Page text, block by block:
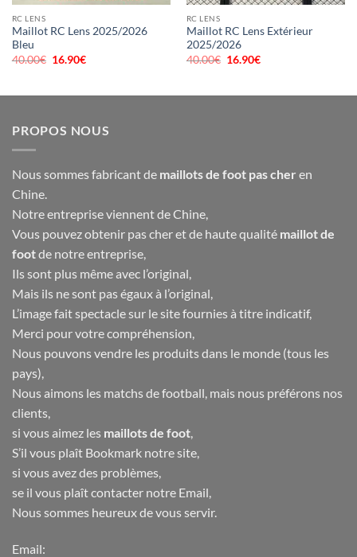
RC LENS
Maillot RC Lens 2025/2026
Bleu
40.00€ Le
16.90€Le
RC LENS
Maillot RC Lens Extérieur
2025/2026
40.00€ Le
16.90€Le
PROPOS NOUS
Nous sommes fabricant de maillots de foot pas cher en
Chine.
Notre entreprise viennent de Chine,
Vous pouvez obtenir pas cher et de haute qualité maillot de
footde notre entreprise,
Ils sont plus même avec l’original,
Mais ils ne sont pas égaux à l’original,
L’image fait spectacle sur le site fournies à titre indicatif,
Merci pour votre compréhension,
Nous pouvons vendre les produits dans le monde (tous les
pays),
Nous aimons les matchs de football, mais nous préférons nos
clients,
si vous aimez les maillots de foot,
S’il vous plaît Bookmark notre site,
si vous avez des problèmes,
se il vous plaît contacter notre Email,
Nous sommes heureux de vous servir.
Email: